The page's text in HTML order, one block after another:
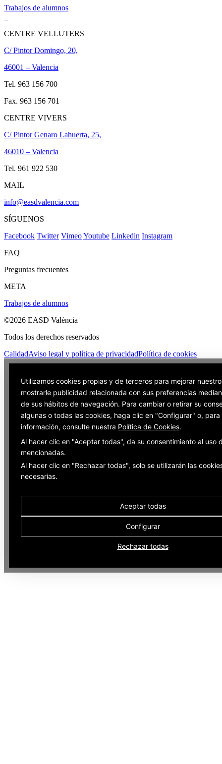
Trabajos de alumnos
CENTRE VELLUTERS
C/ Pintor Domingo, 20,
46001 – Valencia
Tel. 963 156 700
Fax. 963 156 701
CENTRE VIVERS
C/ Pintor Genaro Lahuerta, 25,
46010 – Valencia
Tel. 961 922 530
MAIL
info@easdvalencia.com
SÍGUENOS
Facebook Twitter VimeoYoutube Linkedin Instagram
FAQ
Preguntas frecuentes
META
Trabajos de alumnos
©2026 EASD València
Todos los derechos reservados
CalidadAviso legal y política de privacidadPolítica de cookies
Utilizamos cookies propias y de terceros para mejorar
mostrarle publicidad relacionada con sus preferencias
de sus hábitos de navegación. Para cambiar o retirar su
algunas o todas las cookies, haga clic en "Configurar" o, para
información, consulte nuestra Política de Cookies.
Al hacer clic en "Aceptar todas", da su consentimiento al uso
mencionadas.
Al hacer clic en "Rechazar todas", solo se utilizarán las
necesarias.
Aceptar todas
Configurar
Rechazar todas